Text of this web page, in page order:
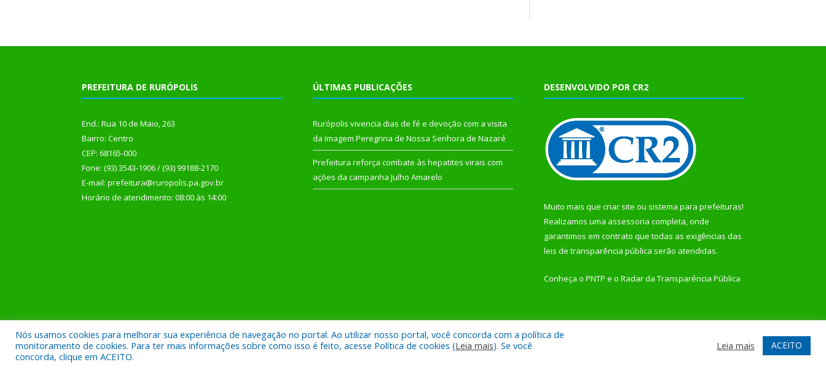
PREFEITURA DE RURÓPOLIS
End.: Rua 10 de Maio, 263
Bairro: Centro
CEP: 68165-000
Fone: (93) 3543-1906 / (93) 99188-2170
E-mail: prefeitura@ruropolis.pa.gov.br
Horário de atendimento: 08:00 às 14:00
ÚLTIMAS PUBLICAÇÕES
Rurópolis vivencia dias de fé e devoção com a visita
da Imagem Peregrina de Nossa Senhora de Nazaré
Prefeitura reforça combate às hepatites virais com
ações da campanha Julho Amarelo
DESENVOLVIDO POR CR2
Muito mais que criar site ou sistema para prefeituras!
Realizamos uma assessoria completa, onde
garantimos em contrato que todas as exigências das
leis de transparência pública serão atendidas.
Conheça o PNTP e o Radar da Transparência Pública
Todos os direitos reservados a Prefeitura Municipal de Rurópolis. Mapa do Site Acessar Webmail
Nós usamos cookies para melhorar sua experiência de navegação no portal. Ao utilizar nosso portal, você concorda com a política de
monitoramento de cookies. Para ter mais informações sobre como isso é feito, acesse Política de cookies (Leia mais). Se você
concorda, clique em ACEITO.
Leia mais ACEITO